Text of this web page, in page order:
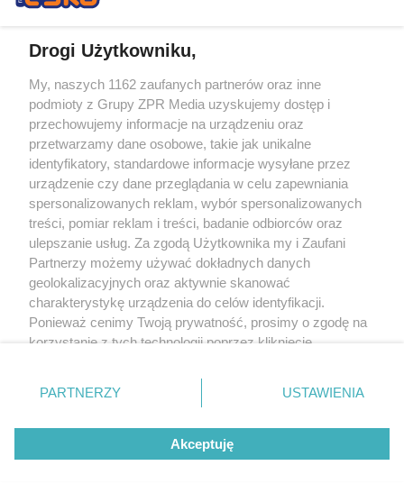
Drogi Użytkowniku,
My, naszych 1162 zaufanych partnerów oraz inne
podmioty z Grupy ZPR Media uzyskujemy dostęp i
przechowujemy informacje na urządzeniu oraz
przetwarzamy dane osobowe, takie jak unikalne
identyfikatory, standardowe informacje wysyłane przez
urządzenie czy dane przeglądania w celu zapewniania
spersonalizowanych reklam, wybór spersonalizowanych
treści, pomiar reklam i treści, badanie odbiorców oraz
ulepszanie usług. Za zgodą Użytkownika my i Zaufani
Partnerzy możemy używać dokładnych danych
geolokalizacyjnych oraz aktywnie skanować
charakterystykę urządzenia do celów identyfikacji.
Ponieważ cenimy Twoją prywatność, prosimy o zgodę na
korzystanie z tych technologii poprzez kliknięcie
zmienić/wycofać klikając przycisk ustawień prywatności
znajdujący się w lewym dolnym rogu strony
rodzaje przetwarzania danych nie wymagają zgody
użytkownika, ale masz prawo sprzeciwić się takiemu
przetwarzaniu. Preferencje będą miały zastosowanie tylko
PARTNERZY USTAWIENIA
Akceptuję